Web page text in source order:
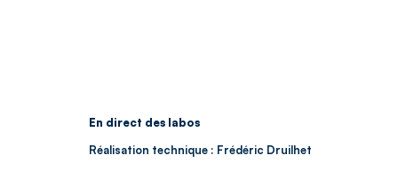
En direct des labos
Réalisation technique : Frédéric Druilhet